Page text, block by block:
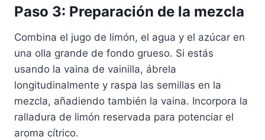
Paso 3: Preparación de la mezcla
Combina el jugo de limón, el agua y el azúcar en
una olla grande de fondo grueso. Si estás
usando la vaina de vainilla, ábrela
longitudinalmente y raspa las semillas en la
mezcla, añadiendo también la vaina. Incorpora la
ralladura de limón reservada para potenciar el
aroma cítrico.